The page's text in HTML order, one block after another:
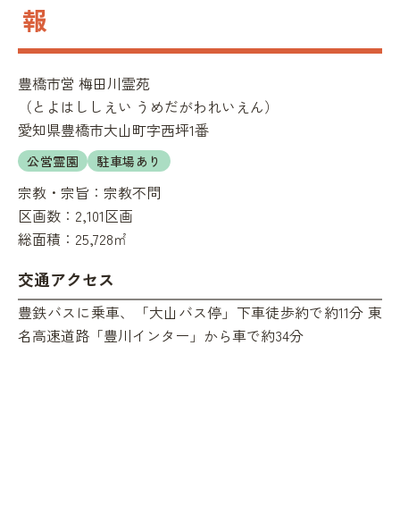
報
豊橋市営 梅田川霊苑
（とよはししえい うめだがわれいえん）
愛知県豊橋市大山町字西坪1番
公営霊園 駐車場あり
宗教・宗旨： 宗教不問
区画数： 2,101区画
総面積： 25,728㎡
交通アクセス
豊鉄バスに乗車、「大山バス停」下車徒歩約で約11分 東
名高速道路「豊川インター」から車で約34分